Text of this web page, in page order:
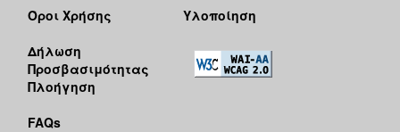
Όροι Χρήσης
Δήλωση
Προσβασιμότητας
Πλοήγηση
FAQs
Υλοποίηση